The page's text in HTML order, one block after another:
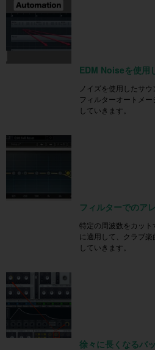
EDM Noiseを使用
ノイズを使用したサ
フィルターオートメ
していきます。
フィルターでのア
特定の周波数をカッ
に適用して、クラブ
していきます。
徐々に長くなるバ